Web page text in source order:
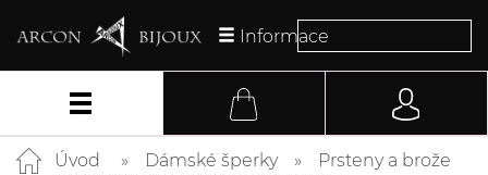
Informace
Úvod Dámské šperky
Prsteny a brože